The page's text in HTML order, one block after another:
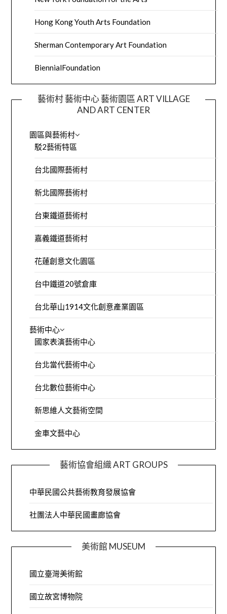
Hong Kong Youth Arts Foundation
Sherman Contemporary Art Foundation
BiennialFoundation
藝術村 藝術中心 藝術園區 ART VILLAGE
AND ART CENTER
園區與藝術村
駁2藝術特區
台北國際藝術村
新北國際藝術村
台東鐵道藝術村
嘉義鐵道藝術村
花蓮創意文化園區
台中鐵道20號倉庫
台北華山1914文化創意產業園區
藝術中心
國家表演藝術中心
台北當代藝術中心
台北數位藝術中心
新思維人文藝術空間
金車文藝中心
藝術協會組織 ART GROUPS
中華民國公共藝術教育發展協會
社團法人中華民國畫廊協會
美術館 MUSEUM
國立臺灣美術館
國立故宮博物院